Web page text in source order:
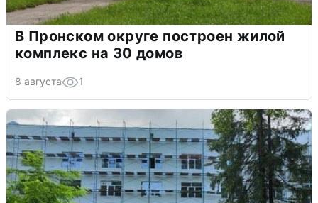
В Пронском округе построен жилой
комплекс на 30 домов
8 августа 1